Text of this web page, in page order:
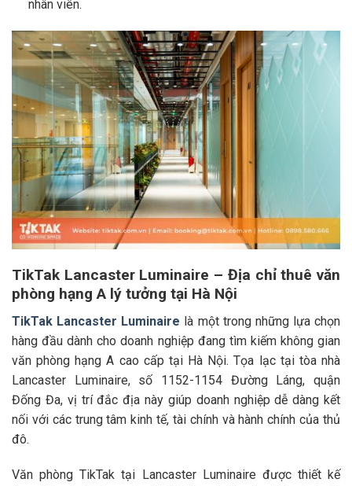
nhân viên.
TikTak Lancaster Luminaire – Địa chỉ thuê văn
phòng hạng A lý tưởng tại Hà Nội
TikTak Lancaster Luminaire là một trong những lựa chọn
hàng đầu dành cho doanh nghiệp đang tìm kiếm không gian
văn phòng hạng A cao cấp tại Hà Nội. Tọa lạc tại tòa nhà
Lancaster Luminaire, số 1152-1154 Đường Láng, quận
Đống Đa, vị trí đắc địa này giúp doanh nghiệp dễ dàng kết
nối với các trung tâm kinh tế, tài chính và hành chính của thủ
đô.
Văn phòng TikTak tại Lancaster Luminaire được thiết kế